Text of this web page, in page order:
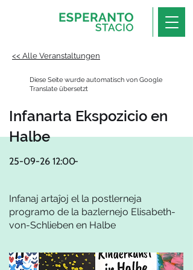
<< Alle Veranstaltungen
Diese Seite wurde automatisch von Google
Translate übersetzt
25-09-26 12:00-
Infanaj artaĵoj el la postlerneja
programo de la bazlernejo Elisabeth-
von-Schlieben en Halbe
Infanarta Ekspozicio en
Halbe